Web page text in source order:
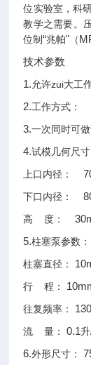
位实验室，科
教学之需要。
位制“兆帕" （
技术参数
1.允许zui大工
2.工作方式：
3.一次同时可做
4.试模几何尺寸
上口内径：
下口内径：
高 度：
5.柱塞泵参数：
柱塞直径：
行 程：
往复频率： 130
流
量： 0.1升
6.外形尺寸：